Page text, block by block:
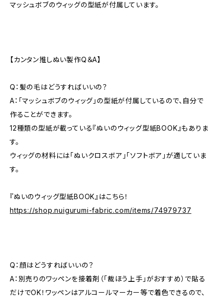
マッシュボブのウィッグの型紙が付属しています。
【カンタン推しぬい製作Q＆A】
Q：髪の毛はどうすればいいの？
A：「マッシュボブのウィッグ」の型紙が付属しているので、自分で
作ることができます。
12種類の型紙が載っている『ぬいのウィッグ型紙BOOK』もありま
す。
ウィッグの材料には「ぬいクロスボア」「ソフトボア」が適していま
す。
『ぬいのウィッグ型紙BOOK』はこちら！
https://shop.nuigurumi-fabric.com/items/74979737
Q：顔はどうすればいいの？
A：別売りのワッペンを接着剤（「裁ほう上手」がおすすめ）で貼る
だけでOK！ワッペンはアルコールマーカー等で着色できるので、